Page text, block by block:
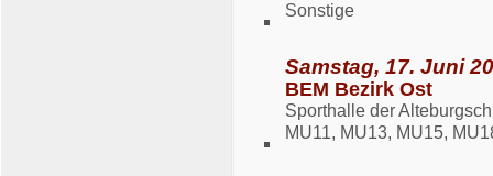
Sonstige
Samstag, 17. Juni
BEM Bezirk Ost
Sporthalle der
MU11, MU13, MU15,